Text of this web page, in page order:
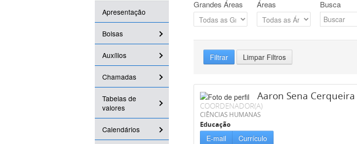
Apresentação
Bolsas
Auxílios
Chamadas
Tabelas de
valores
Calendários
Grandes Áreas Áreas Busca
Filtrar Limpar Filtros
Aaron Sena Cerqueira
COORDENADOR(A)
CIÊNCIAS HUMANAS
Educação
E-mail Currículo